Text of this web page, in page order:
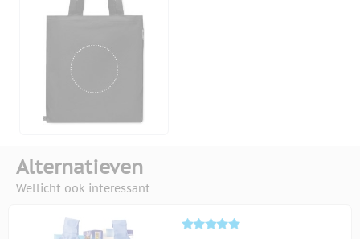
Alternatieven
Wellicht ook interessant